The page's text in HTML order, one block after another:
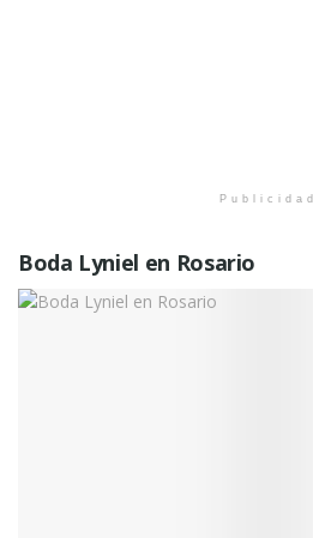
Publicidad
Boda Lyniel en Rosario